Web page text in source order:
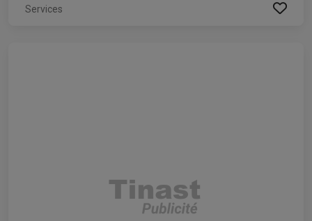
Services